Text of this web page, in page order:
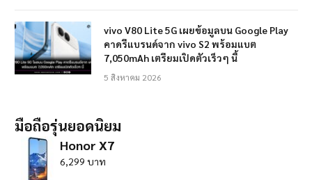
vivo V80 Lite 5G เผยข้อมูลบน Google Play
คาดรีแบรนด์จาก vivo S2 พร้อมแบต
7,050mAh เตรียมเปิดตัวเร็วๆ นี้
5 สิงหาคม 2026
มือถือรุ่นยอดนิยม
Honor X7
6,299 บาท